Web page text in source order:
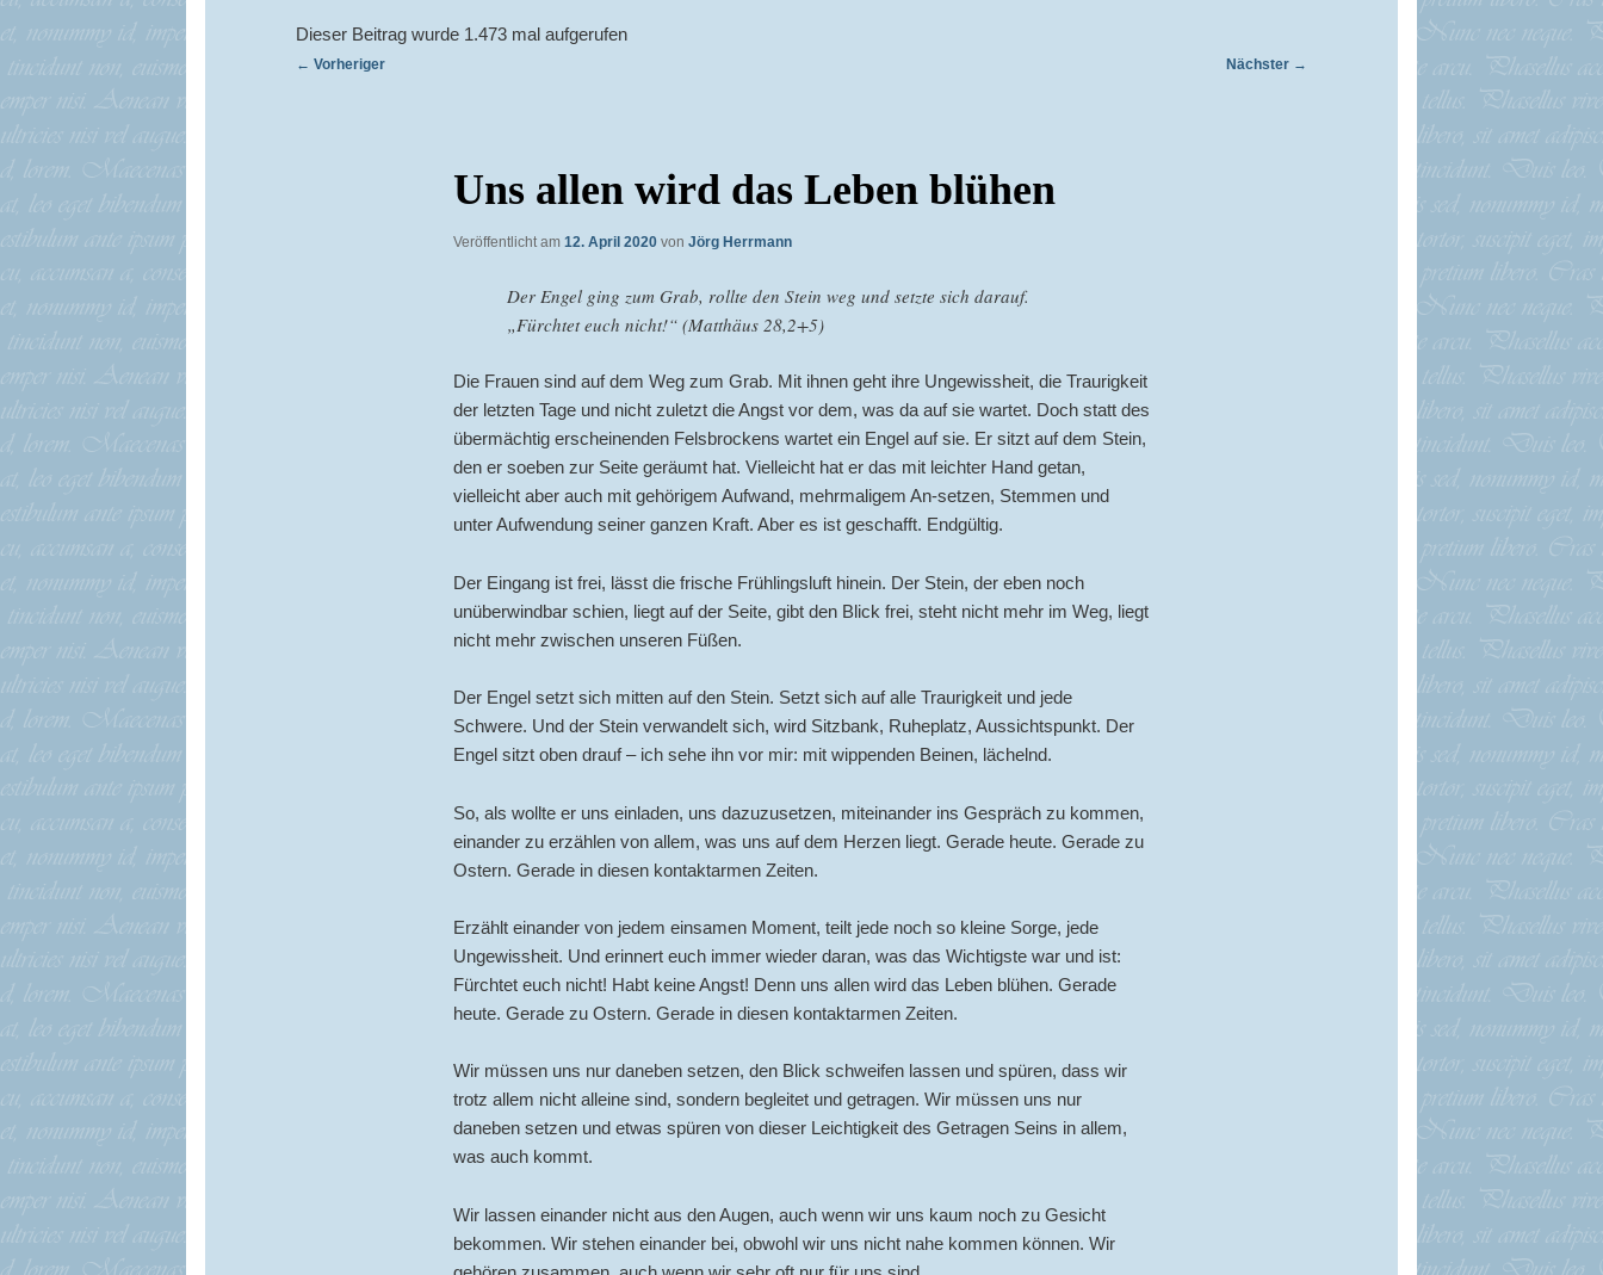
Dieser Beitrag wurde 1.473 mal aufgerufen
Beitragsnavigation
← Vorheriger Nächster →
Uns allen wird das Leben blühen
Veröffentlicht am 12. April 2020 von Jörg Herrmann
Der Engel ging zum Grab, rollte den Stein weg und setzte sich darauf.
„Fürchtet euch nicht!“ (Matthäus 28,2+5)
Die Frauen sind auf dem Weg zum Grab. Mit ihnen geht ihre Ungewissheit, die Traurigkeit
der letzten Tage und nicht zuletzt die Angst vor dem, was da auf sie wartet. Doch statt des
übermächtig erscheinenden Felsbrockens wartet ein Engel auf sie. Er sitzt auf dem Stein,
den er soeben zur Seite geräumt hat. Vielleicht hat er das mit leichter Hand getan,
vielleicht aber auch mit gehörigem Aufwand, mehrmaligem An-setzen, Stemmen und
unter Aufwendung seiner ganzen Kraft. Aber es ist geschafft. Endgültig.
Der Eingang ist frei, lässt die frische Frühlingsluft hinein. Der Stein, der eben noch
unüberwindbar schien, liegt auf der Seite, gibt den Blick frei, steht nicht mehr im Weg, liegt
nicht mehr zwischen unseren Füßen.
Der Engel setzt sich mitten auf den Stein. Setzt sich auf alle Traurigkeit und jede
Schwere. Und der Stein verwandelt sich, wird Sitzbank, Ruheplatz, Aussichtspunkt. Der
Engel sitzt oben drauf – ich sehe ihn vor mir: mit wippenden Beinen, lächelnd.
So, als wollte er uns einladen, uns dazuzusetzen, miteinander ins Gespräch zu kommen,
einander zu erzählen von allem, was uns auf dem Herzen liegt. Gerade heute. Gerade zu
Ostern. Gerade in diesen kontaktarmen Zeiten.
Erzählt einander von jedem einsamen Moment, teilt jede noch so kleine Sorge, jede
Ungewissheit. Und erinnert euch immer wieder daran, was das Wichtigste war und ist:
Fürchtet euch nicht! Habt keine Angst! Denn uns allen wird das Leben blühen. Gerade
heute. Gerade zu Ostern. Gerade in diesen kontaktarmen Zeiten.
Wir müssen uns nur daneben setzen, den Blick schweifen lassen und spüren, dass wir
trotz allem nicht alleine sind, sondern begleitet und getragen. Wir müssen uns nur
daneben setzen und etwas spüren von dieser Leichtigkeit des Getragen Seins in allem,
was auch kommt.
Wir lassen einander nicht aus den Augen, auch wenn wir uns kaum noch zu Gesicht
bekommen. Wir stehen einander bei, obwohl wir uns nicht nahe kommen können. Wir